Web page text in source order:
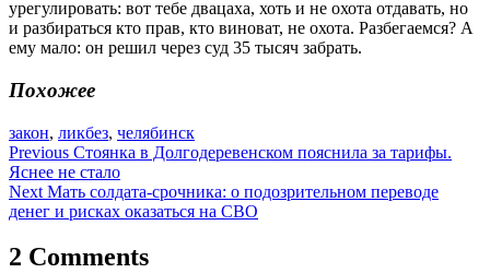
урегулировать: вот тебе двацаха, хоть и не охота отдавать, но
и разбираться кто прав, кто виноват, не охота. Разбегаемся? А
ему мало: он решил через суд 35 тысяч забрать.
Похожее
закон, ликбез, челябинск
Навигация
по
записям
Previous Стоянка в Долгодеревенском пояснила за тарифы.
Яснее не стало
Next Мать солдата-срочника: о подозрительном переводе
денег и рисках оказаться на СВО
2 Comments